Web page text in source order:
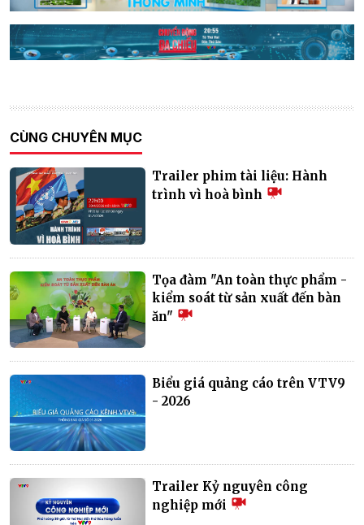
CÙNG CHUYÊN MỤC
Trailer phim tài liệu: Hành
trình vì hoà bình
Tọa đàm "An toàn thực phẩm -
kiểm soát từ sản xuất đến bàn
ăn"
Biểu giá quảng cáo trên VTV9
- 2026
Trailer Kỷ nguyên công
nghiệp mới